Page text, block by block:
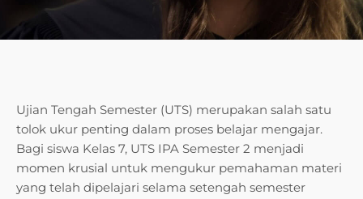
Ujian Tengah Semester (UTS) merupakan salah satu
tolok ukur penting dalam proses belajar mengajar.
Bagi siswa Kelas 7, UTS IPA Semester 2 menjadi
momen krusial untuk mengukur pemahaman materi
yang telah dipelajari selama setengah semester